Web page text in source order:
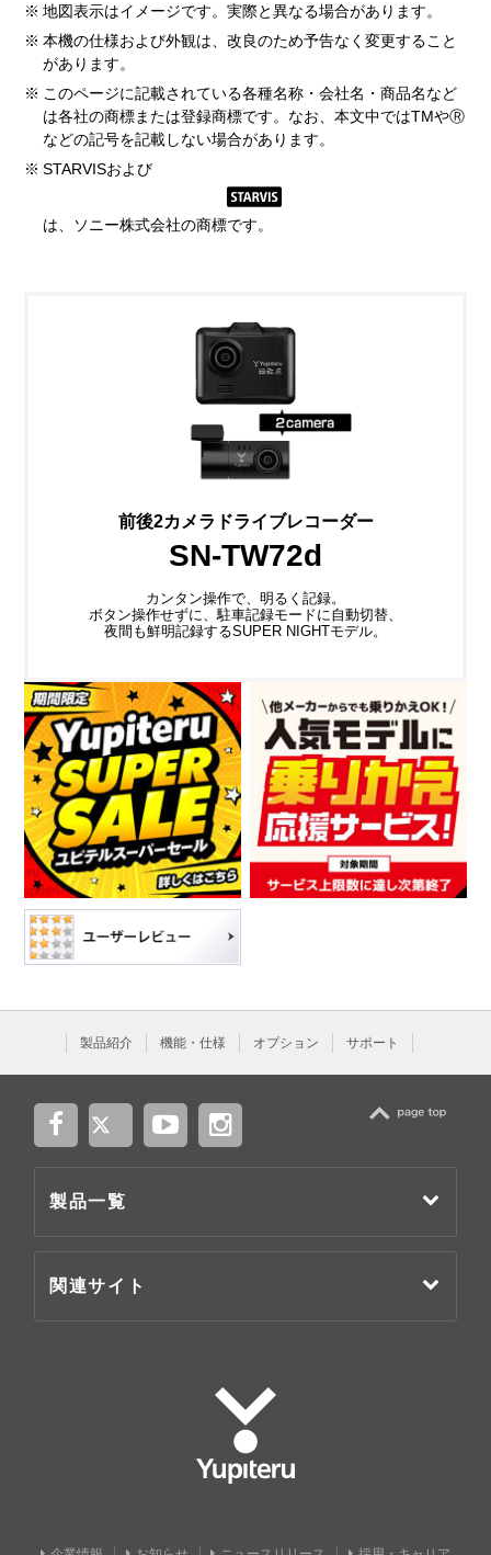
※ 地図表示はイメージです。実際と異なる場合があります。
※ 本機の仕様および外観は、改良のため予告なく変更すること
があります。
※ このページに記載されている各種名称・会社名・商品名など
は各社の商標または登録商標です。なお、本文中ではTMやⓇ
などの記号を記載しない場合があります。
※ STARVISおよび
は、ソニー株式会社の商標です。
前後2カメラドライブレコーダー
SN-TW72d
カンタン操作で、明るく記録。
ボタン操作せずに、駐車記録モードに自動切替、
夜間も鮮明記録するSUPER NIGHTモデル。
製品紹介 機能・仕様 オプション サポート
製品一覧
関連サイト